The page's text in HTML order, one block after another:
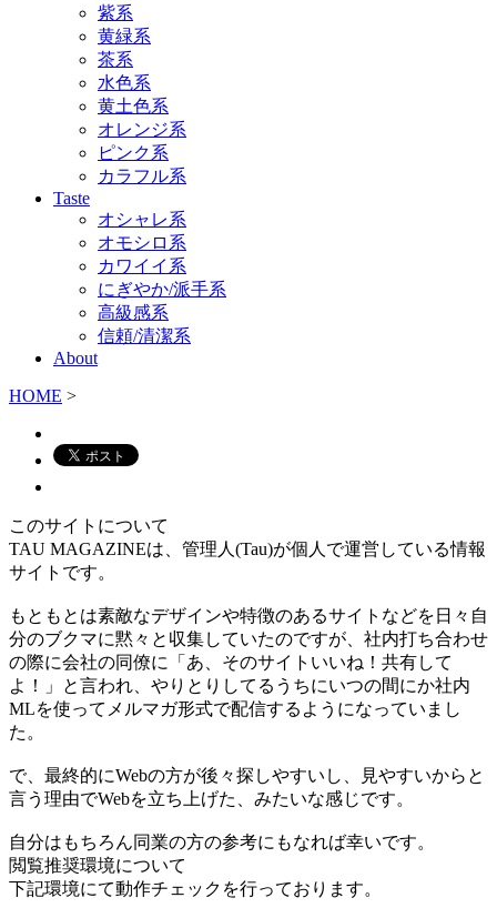
紫系
黄緑系
茶系
水色系
黄土色系
オレンジ系
ピンク系
カラフル系
Taste
オシャレ系
オモシロ系
カワイイ系
にぎやか/派手系
高級感系
信頼/清潔系
About
HOME >
このサイトについて
TAU MAGAZINEは、管理人(Tau)が個人で運営している情報
サイトです。
もともとは素敵なデザインや特徴のあるサイトなどを日々自
分のブクマに黙々と収集していたのですが、社内打ち合わせ
の際に会社の同僚に「あ、そのサイトいいね！共有して
よ！」と言われ、やりとりしてるうちにいつの間にか社内
MLを使ってメルマガ形式で配信するようになっていまし
た。
で、最終的にWebの方が後々探しやすいし、見やすいからと
言う理由でWebを立ち上げた、みたいな感じです。
自分はもちろん同業の方の参考にもなれば幸いです。
閲覧推奨環境について
下記環境にて動作チェックを行っております。